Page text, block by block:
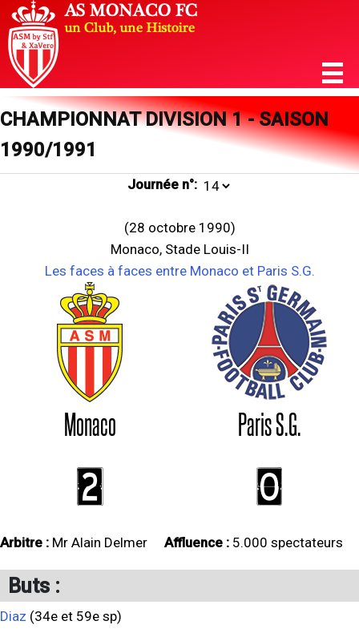
CHAMPIONNAT DIVISION 1 - SAISON
1990/1991
Journée n°:
(28 octobre 1990)
Monaco, Stade Louis-II
Les faces à faces entre Monaco et Paris S.G.
Monaco Paris S.G.
2 0
Arbitre : Mr Alain Delmer Affluence : 5.000 spectateurs
Buts :
Diaz (34e et 59e sp)